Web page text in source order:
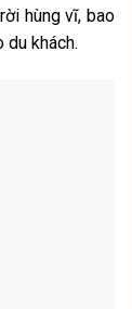
hùng vĩ, bao
du khách.